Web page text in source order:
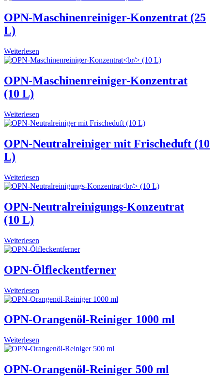
OPN-Maschinenreiniger-Konzentrat (25
L)
Weiterlesen
OPN-Maschinenreiniger-Konzentrat
(10 L)
Weiterlesen
OPN-Neutralreiniger mit Frischeduft (10
L)
Weiterlesen
OPN-Neutralreinigungs-Konzentrat
(10 L)
Weiterlesen
OPN-Ölfleckentferner
Weiterlesen
OPN-Orangenöl-Reiniger 1000 ml
Weiterlesen
OPN-Orangenöl-Reiniger 500 ml